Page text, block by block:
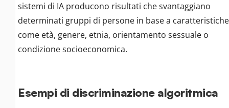
sistemi di IA producono risultati che svantaggiano
determinati gruppi di persone in base a caratteristiche
come età, genere, etnia, orientamento sessuale o
condizione socioeconomica.
Esempi di discriminazione algoritmica